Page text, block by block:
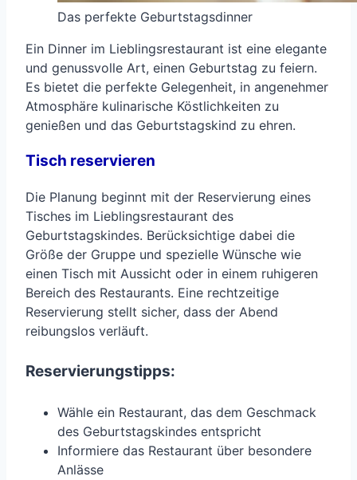
Das perfekte Geburtstagsdinner
Ein Dinner im Lieblingsrestaurant ist eine elegante
und genussvolle Art, einen Geburtstag zu feiern.
Es bietet die perfekte Gelegenheit, in angenehmer
Atmosphäre kulinarische Köstlichkeiten zu
genießen und das Geburtstagskind zu ehren.
Tisch reservieren
Die Planung beginnt mit der Reservierung eines
Tisches im Lieblingsrestaurant des
Geburtstagskindes. Berücksichtige dabei die
Größe der Gruppe und spezielle Wünsche wie
einen Tisch mit Aussicht oder in einem ruhigeren
Bereich des Restaurants. Eine rechtzeitige
Reservierung stellt sicher, dass der Abend
reibungslos verläuft.
Reservierungstipps:
Wähle ein Restaurant, das dem Geschmack
des Geburtstagskindes entspricht
Informiere das Restaurant über besondere
Anlässe